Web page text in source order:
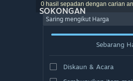
SOKONGAN
0 hasil sepadan dengan carian
Saring mengikut Harga
Sebarang
Diskaun & Acara